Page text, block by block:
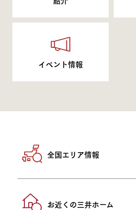
イベント情報
全国エリア情報
お近くの三井ホーム